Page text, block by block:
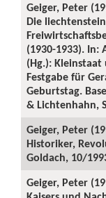
Geiger, Peter
Die
(1930-1933). In:
(Hg.):
Festgabe für
Geburtstag.
& Lichtenhahn,
Geiger, Peter
Historiker,
Goldach, 10/
Geiger, Peter